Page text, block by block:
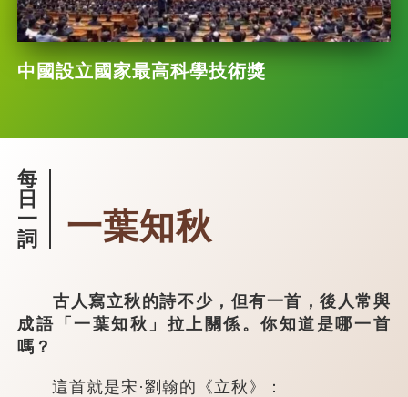
中國設立國家最高科學技術獎
每
日
一
詞
一葉知秋
古人寫立秋的詩不少，但有一首，後人常與
成語「一葉知秋」拉上關係。你知道是哪一首
嗎？
這首就是宋·劉翰的《立秋》：